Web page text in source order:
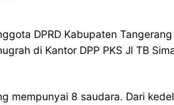
DPRD Kabupaten
di Kantor DPP PKS Jl TB
mempunyai 8 saudara. Dari